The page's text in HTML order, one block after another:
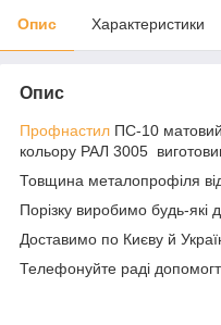
Опис Характеристики
Опис
Профнастил ПС-10
кольору РАЛ 3005
Товщина металопрофіля
Порізку виробимо будь-
Доставимо по Києву й
Телефонуйте раді